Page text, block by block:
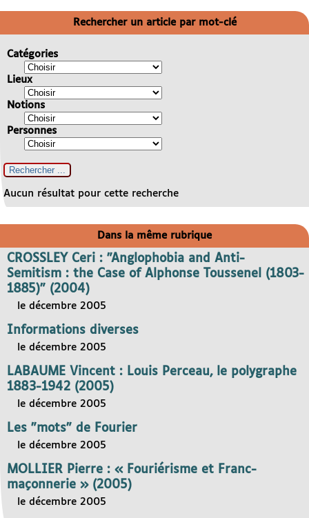
Rechercher un article par mot-clé
Catégories
Lieux
Notions
Personnes
Aucun résultat pour cette recherche
Dans la même rubrique
CROSSLEY Ceri : "Anglophobia and Anti-
Semitism : the Case of Alphonse Toussenel (1803-
1885)" (2004)
le décembre 2005
Informations diverses
le décembre 2005
LABAUME Vincent : Louis Perceau, le polygraphe
1883-1942 (2005)
le décembre 2005
Les "mots" de Fourier
le décembre 2005
MOLLIER Pierre : « Fouriérisme et Franc-
maçonnerie » (2005)
le décembre 2005